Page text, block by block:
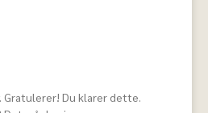
Gratulerer! Du klarer dette.